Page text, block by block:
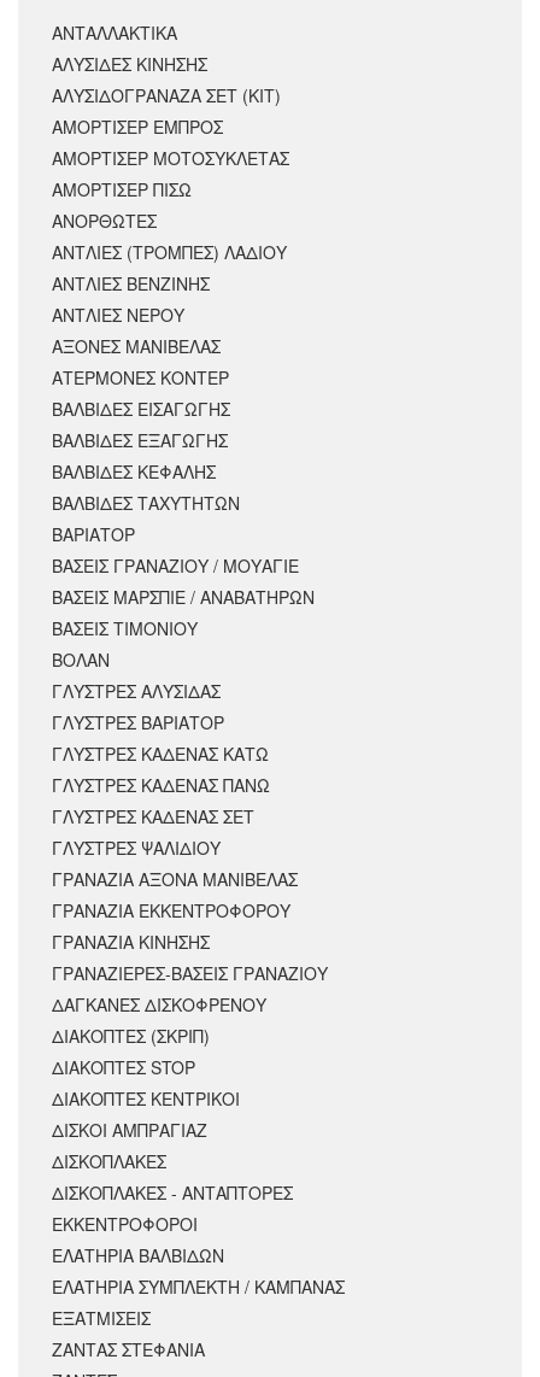
ΑΝΤΑΛΛΑΚΤΙΚΆ
ΑΛΥΣΙΔΕΣ ΚΙΝΗΣΗΣ
ΑΛΥΣΙΔΟΓΡΑΝΑΖΑ ΣΕΤ (ΚΙΤ)
ΑΜΟΡΤΙΣΕΡ ΕΜΠΡΟΣ
ΑΜΟΡΤΙΣΈΡ ΜΟΤΟΣΥΚΛΈΤΑΣ
ΑΜΟΡΤΙΣΕΡ ΠΙΣΩ
ΑΝΟΡΘΩΤΕΣ
ΑΝΤΛΙΕΣ (ΤΡΟΜΠΕΣ) ΛΑΔΙΟΥ
ΑΝΤΛΙΕΣ ΒΕΝΖΙΝΗΣ
ΑΝΤΛΙΕΣ ΝΕΡΟΥ
ΑΞΟΝΕΣ ΜΑΝΙΒΕΛΑΣ
ΑΤΕΡΜΟΝΕΣ ΚΟΝΤΕΡ
ΒΑΛΒΙΔΕΣ ΕΙΣΑΓΩΓΗΣ
ΒΑΛΒΙΔΕΣ ΕΞΑΓΩΓΗΣ
ΒΑΛΒΙΔΕΣ ΚΕΦΑΛΗΣ
ΒΑΛΒΙΔΕΣ ΤΑΧΥΤΗΤΩΝ
ΒΑΡΙΑΤΟΡ
ΒΑΣΕΙΣ ΓΡΑΝΑΖΙΟΥ / ΜΟΥΑΓΙΕ
ΒΑΣΕΙΣ ΜΑΡΣΠΙΕ / ΑΝΑΒΑΤΗΡΩΝ
ΒΑΣΕΙΣ ΤΙΜΟΝΙΟΥ
ΒΟΛΑΝ
ΓΛΥΣΤΡΕΣ ΑΛΥΣΙΔΑΣ
ΓΛΥΣΤΡΕΣ ΒΑΡΙΑΤΟΡ
ΓΛΥΣΤΡΕΣ ΚΑΔΕΝΑΣ ΚΑΤΩ
ΓΛΥΣΤΡΕΣ ΚΑΔΕΝΑΣ ΠΑΝΩ
ΓΛΥΣΤΡΕΣ ΚΑΔΕΝΑΣ ΣΕΤ
ΓΛΥΣΤΡΕΣ ΨΑΛΙΔΙΟΥ
ΓΡΑΝΑΖΙΑ ΑΞΟΝΑ ΜΑΝΙΒΕΛΑΣ
ΓΡΑΝΑΖΙΑ ΕΚΚΕΝΤΡΟΦΟΡΟΥ
ΓΡΑΝΑΖΙΑ ΚΙΝΗΣΗΣ
ΓΡΑΝΑΖΙΕΡΕΣ-ΒΑΣΕΙΣ ΓΡΑΝΑΖΙΟΥ
ΔΑΓΚΑΝΕΣ ΔΙΣΚΟΦΡΕΝΟΥ
ΔΙΑΚΟΠΤΕΣ (ΣΚΡΙΠ)
ΔΙΑΚΟΠΤΕΣ STOP
ΔΙΑΚΟΠΤΕΣ ΚΕΝΤΡΙΚΟΙ
ΔΙΣΚΟΙ ΑΜΠΡΑΓΙΑΖ
ΔΙΣΚΟΠΛΑΚΕΣ
ΔΙΣΚΟΠΛΑΚΕΣ - ΑΝΤΑΠΤΟΡΕΣ
ΕΚΚΕΝΤΡΟΦΟΡΟΙ
ΕΛΑΤΗΡΙΑ ΒΑΛΒΙΔΩΝ
ΕΛΑΤΗΡΙΑ ΣΥΜΠΛΕΚΤΗ / ΚΑΜΠΑΝΑΣ
ΕΞΑΤΜΙΣΕΙΣ
ΖΑΝΤΑΣ ΣΤΕΦΑΝΙΑ